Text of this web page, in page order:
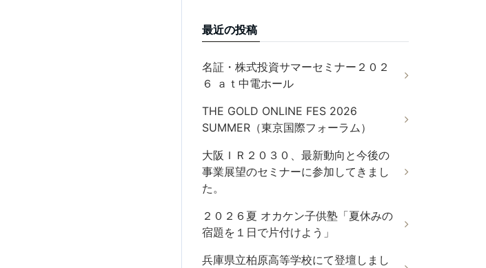
最近の投稿
名証・株式投資サマーセミナー２０２
６ ａｔ中電ホール
THE GOLD ONLINE FES 2026
SUMMER（東京国際フォーラム）
大阪ＩＲ２０３０、最新動向と今後の
事業展望のセミナーに参加してきまし
た。
２０２６夏 オカケン子供塾「夏休みの
宿題を１日で片付けよう」
兵庫県立柏原高等学校にて登壇しまし